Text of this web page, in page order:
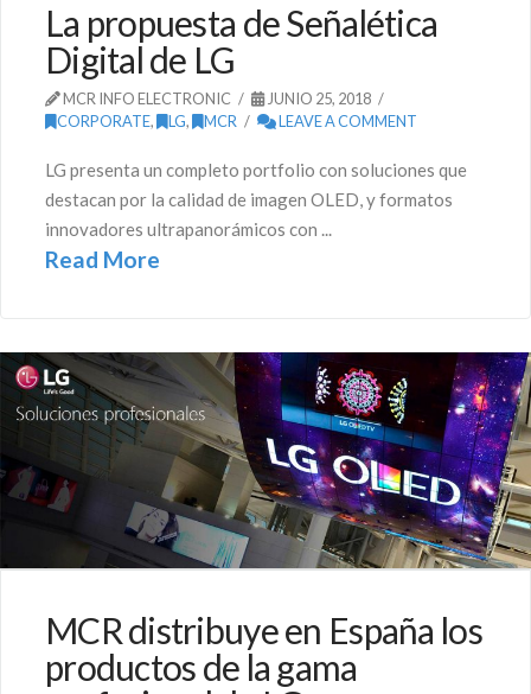
La propuesta de Señalética
Digital de LG
MCR INFO ELECTRONIC
JUNIO 25, 2018
CORPORATE, LG, MCR LEAVE A COMMENT
LG presenta un completo portfolio con soluciones que
destacan por la calidad de imagen OLED, y formatos
innovadores ultrapanorámicos con ...
Read More
MCR distribuye en España los
productos de la gama